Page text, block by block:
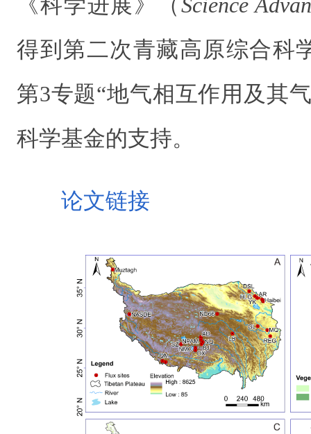
《科学进展》（Science
得到 第二次青藏高原综合科
第3专题“地气相互作用及其
科学基金的支持。
论文链接